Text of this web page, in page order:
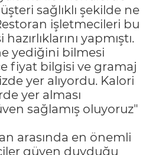
sağlıklı şekilde ne
işletmecileri bu
yapmıştı.
yediğini bilmesi
fiyat bilgisi ve gramaj
yer alıyordu. Kalori
yer alması
sağlamış oluyoruz"
arasında en önemli
güven duyduğu